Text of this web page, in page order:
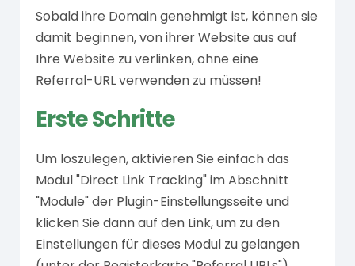
Sobald ihre Domain genehmigt ist, können sie
damit beginnen, von ihrer Website aus auf
Ihre Website zu verlinken, ohne eine
Referral-URL verwenden zu müssen!
Erste Schritte
Um loszulegen, aktivieren Sie einfach das
Modul "Direct Link Tracking" im Abschnitt
"Module" der Plugin-Einstellungsseite und
klicken Sie dann auf den Link, um zu den
Einstellungen für dieses Modul zu gelangen